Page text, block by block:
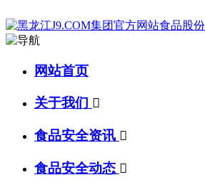
网站首页
关于我们 
食品安全资讯 
食品安全动态 